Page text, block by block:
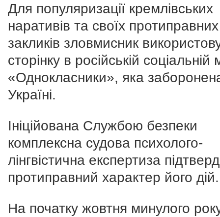
Для популяризації кремлівських
наративів та своїх протиправних
закликів зловмисник
сторінку в російській соціальній
«Однокласники», яка
Україні.
Ініційована Службою безпеки
комплексна судова психолого-
лінгвістична експертиза
протиправний характер його дій.
На початку жовтня минулого